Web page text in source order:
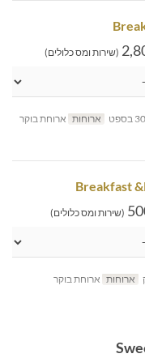
(שירות ומס כלולים)
ארוחות ארוחת בוקר
Breakfast
(שירות ומס כלולים)
ארוחות ארוחת בוקר